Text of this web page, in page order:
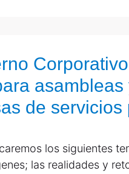
de servicios
los siguientes
las realidades y